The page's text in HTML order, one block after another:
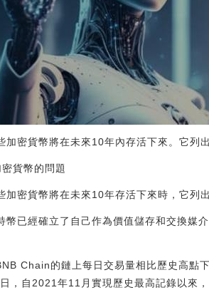
密貨幣將在未來10年內存活下來。它列
貨幣的問題
密貨幣將在未來10年存活下來時，它列
幣已經確立了自己作為價值儲存和交換媒
Chain的鏈上每日交易量相比歷史高
，自2021年11月實現歷史最高記錄以來